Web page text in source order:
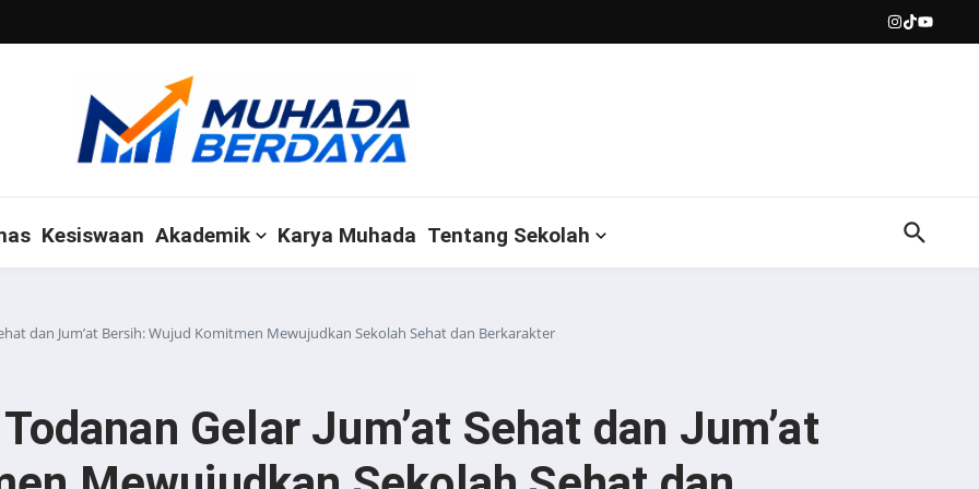
Kesiswaan Akademik Karya Muhada Tentang Sekolah
dan Jum’at Bersih: Wujud Komitmen Mewujudkan Sekolah Sehat dan Berkarakter
Gelar Jum’at Sehat dan Jum’at